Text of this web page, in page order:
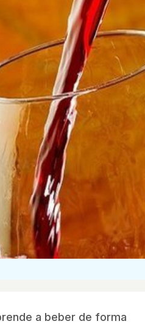
a beber de forma